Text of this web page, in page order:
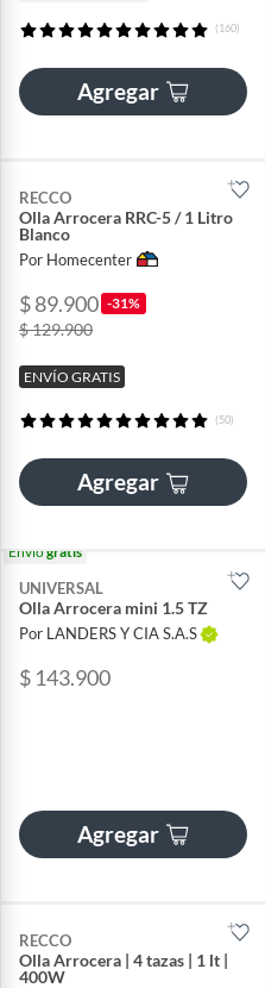
(160)
Agregar
RECCO
Olla Arrocera RRC-5 / 1 Litro
Blanco
Por Homecenter
$ 89.900 -31%
$ 129.900
ENVÍO GRATIS
(50)
Agregar
Envíogratis
UNIVERSAL
Olla Arrocera mini 1.5 TZ
Por LANDERS Y CIA S.A.S
$ 143.900
Agregar
RECCO
Olla Arrocera | 4 tazas | 1 lt |
400W